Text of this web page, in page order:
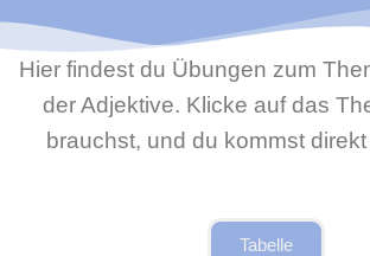
Hier findest du Übungen zum
der Adjektive. Klicke auf das
brauchst, und du kommst
Tabelle